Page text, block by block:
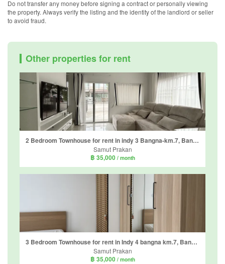
Do not transfer any money before signing a contract or personally viewing
the property. Always verify the listing and the identity of the landlord or seller
to avoid fraud.
Other properties for rent
2 Bedroom Townhouse for rent in indy 3 Bangna-km.7, Bang Kaeo, Samut Prakan
Samut Prakan
฿ 35,000 / month
3 Bedroom Townhouse for rent in Indy 4 bangna km.7, Bang Kaeo, Samut Prakan
Samut Prakan
฿ 35,000 / month